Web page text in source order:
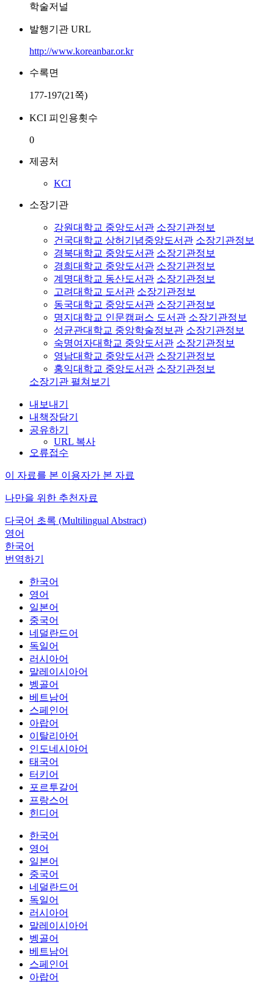
학술저널
발행기관 URL
http://www.koreanbar.or.kr
수록면
177-197(21쪽)
KCI 피인용횟수
0
제공처
KCI
소장기관
강원대학교 중앙도서관 소장기관정보
건국대학교 상허기념중앙도서관 소장기관정보
경북대학교 중앙도서관 소장기관정보
경희대학교 중앙도서관 소장기관정보
계명대학교 동산도서관 소장기관정보
고려대학교 도서관 소장기관정보
동국대학교 중앙도서관 소장기관정보
명지대학교 인문캠퍼스 도서관 소장기관정보
성균관대학교 중앙학술정보관 소장기관정보
숙명여자대학교 중앙도서관 소장기관정보
영남대학교 중앙도서관 소장기관정보
홍익대학교 중앙도서관 소장기관정보
소장기관 펼쳐보기
내보내기
내책장담기
공유하기
URL 복사
오류접수
이 자료를 본 이용자가 본 자료
나만을 위한 추천자료
다국어 초록 (Multilingual Abstract)
영어
한국어
번역하기
한국어
영어
일본어
중국어
네덜란드어
독일어
러시아어
말레이시아어
벵골어
베트남어
스페인어
아랍어
이탈리아어
인도네시아어
태국어
터키어
포르투갈어
프랑스어
힌디어
한국어
영어
일본어
중국어
네덜란드어
독일어
러시아어
말레이시아어
벵골어
베트남어
스페인어
아랍어